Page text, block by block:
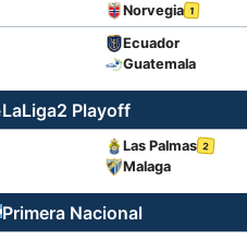
Norvegia 1
Ecuador
Guatemala
LaLiga2 Playoff
Las Palmas 2
Malaga
Primera Nacional